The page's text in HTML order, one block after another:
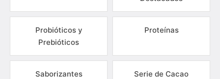
Probióticos y
Prebióticos
Proteínas
Saborizantes Serie de Cacao